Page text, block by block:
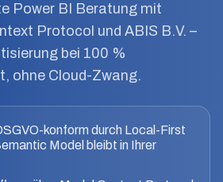
Power BI Beratung mit
Protocol und ABIS B.V. –
bei 100 %
ohne Cloud-Zwang.
konform durch Local-First
Model bleibt in Ihrer